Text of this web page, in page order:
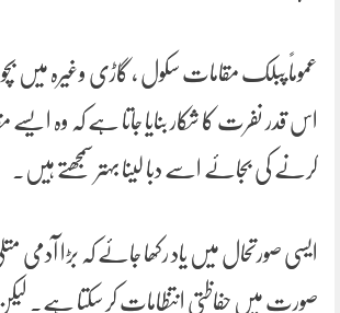
عموماً پبلک مقامات سکول ، گاڑی وغیرہ میں
اس قدر نفرت کا شکار بنایا جاتا ہے کہ وہ ایسے
کرنے کی بجائے اسے دبا لینا بہتر سمجھتے ہیں۔
ایسی صورتحال میں یاد رکھا جائے کہ بڑا آدمی
صورت میں حفاظتی انتظامات کر سکتا ہے۔